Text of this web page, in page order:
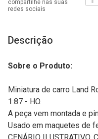
compartilhe nas suas
redes sociais
Descrição
Sobre o Produto:
Miniatura de carro Land
1:87 - HO.
A peça vem montada e
Usado em maquetes de